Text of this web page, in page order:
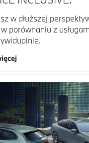
w dłuższej
porównaniu z